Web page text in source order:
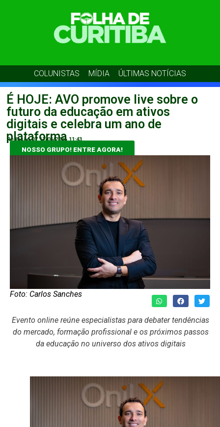
COLUNISTAS MÍDIA ÚLTIMAS NOTÍCIAS
É HOJE: AVO promove live sobre o
futuro da educação em ativos
digitais e celebra um ano de
plataforma
Redação 07 17/06/2026 11:43
NOSSO GRUPO! ENTRE AGORA!
Foto: Carlos Sanches
Evento online reúne especialistas para debater tendências
do mercado, formação profissional e os próximos passos
da educação no universo dos ativos digitais